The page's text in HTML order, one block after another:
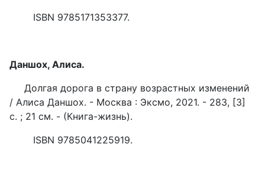
ISBN 9785171353377.
Даншох, Алиса.
Долгая дорога в страну возрастных изменений
/ Алиса Даншох. - Москва : Эксмо, 2021. - 283, [3]
с. ; 21 см. - (Книга-жизнь).
ISBN 9785041225919.